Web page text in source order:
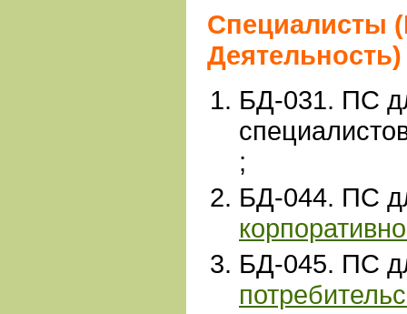
Специалисты
Деятельность)
БД-031. ПС
;
БД-044. ПС
БД-045. ПС